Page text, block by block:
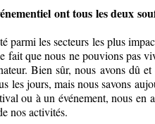
ont tous les deux
parmi les secteurs les plus
fait que nous ne pouvions pas
Bien sûr, nous avons dû
les jours, mais nous savons
ou à un événement, nous en
nos activités.